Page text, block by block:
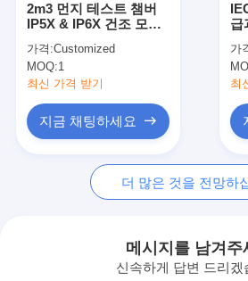
저희와 연락
뉴스
에너지 효율 실험실
2m3 먼지 테스트 챔버
IP5X & IP6X 건조 모래
스트
가격:Customized
MOQ:1
최신 가격 받기
지금 채팅하세요
급
가
최
더 많은 것을 전망하
메시지를 남겨주
신속하게 답변 드리겠